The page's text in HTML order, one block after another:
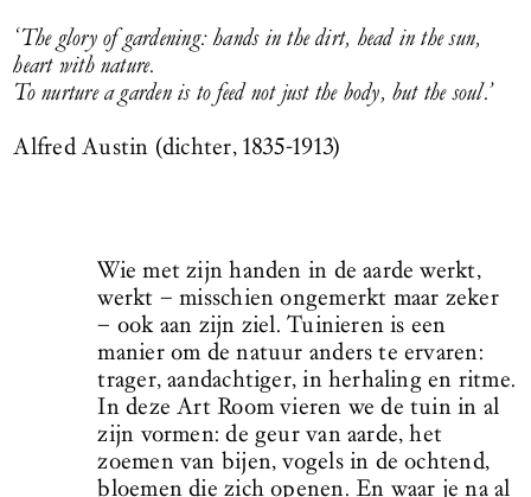
‘The glory of gardening: hands in the dirt, head in the sun,
heart with nature.
To nurture a garden is to feed not just the body, but the soul.’
Alfred Austin (dichter, 1835-1913)
Wie met zijn handen in de aarde werkt,
werkt – misschien ongemerkt maar zeker
– ook aan zijn ziel. Tuinieren is een
manier om de natuur anders te ervaren:
trager, aandachtiger, in herhaling en ritme.
In deze Art Room vieren we de tuin in al
zijn vormen: de geur van aarde, het
zoemen van bijen, vogels in de ochtend,
bloemen die zich openen. En waar je na al